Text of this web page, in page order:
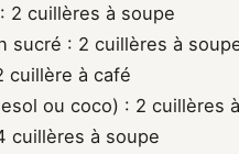
2 cuillères à soupe
sucré : 2 cuillères à
cuillère à café
ou coco) : 2 cuillères
cuillères à soupe